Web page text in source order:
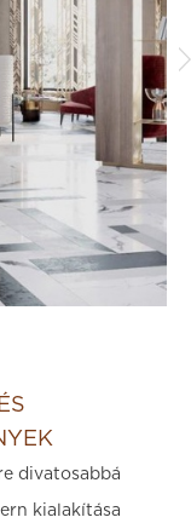
divatosabbá
kialakítása